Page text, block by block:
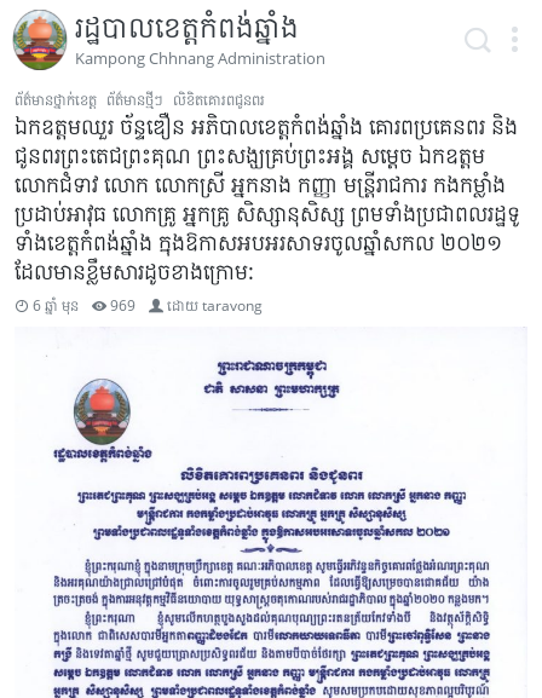
រដ្ឋបាលខេត្តកំពង់ឆ្នាំង
Kampong Chhnang Administration
ព័ត៌មានថ្នាក់ខេត្ត ព័ត៌មានថ្មីៗ លិខិតគោរពជូនពរ
ឯកឧត្តមឈួរ ច័ន្ទឌឿន អភិបាលខេត្តកំពង់ឆ្នាំង គោរពប្រគេនពរ និង
ជូនពរព្រះតេជព្រះគុណ ព្រះសង្ឃគ្រប់ព្រះអង្គ សម្ដេច ឯកឧត្តម
លោកជំទាវ លោក លោកស្រី អ្នកនាង កញ្ញា មន្ត្រីរាជការ កងកម្លាំង
ប្រដាប់អាវុធ លោកគ្រូ អ្នកគ្រូ សិស្សានុសិស្ស ព្រមទាំងប្រជាពលរដ្ឋទូ
ទាំងខេត្តកំពង់ឆ្នាំង ក្នុងឱកាសអបអរសាទរចូលឆ្នាំសកល ២០២១
ដែលមានខ្លឹមសារដូចខាងក្រោម:
6 ឆ្នាំ មុន 969 ដោយtaravong